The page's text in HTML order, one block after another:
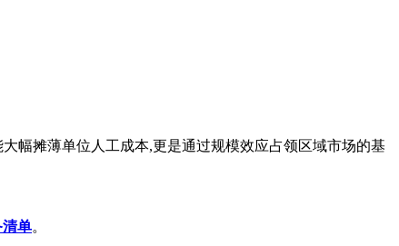
幅摊薄单位人工成本,更是通过规模效应占领区域市场的基
清单。